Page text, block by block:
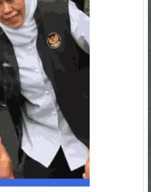
Bantuan
Sosial,
Pemkot
Kediri
Sasar
Lebih
dari
36
Ribu
KK